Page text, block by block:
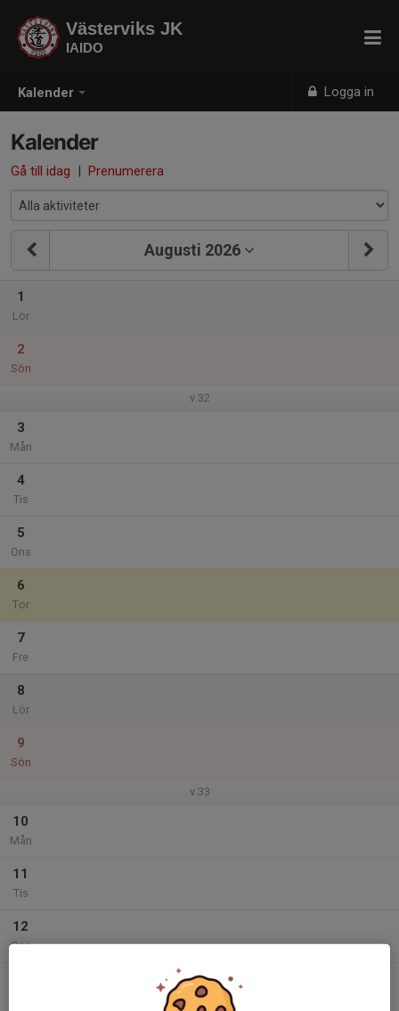
Kalender Logga in
Västerviks JK
IAIDO
Kalender
Gå till idag | Prenumerera
Augusti 2026
1
Lör
2
Sön
v.32
3
Mån
4
Tis
5
Ons
6
Tor
7
Fre
8
Lör
9
Sön
v.33
10
Mån
11
Tis
12
Ons